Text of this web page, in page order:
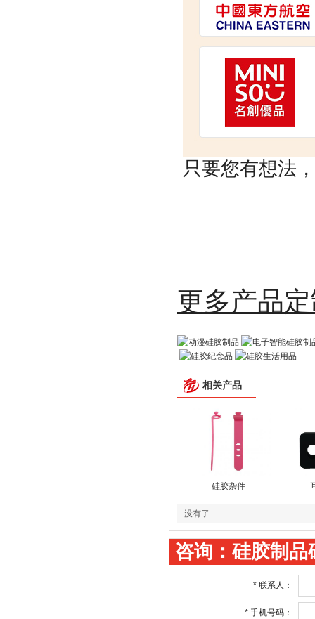
只要您有想法
更多
相关产品
硅胶杂件
没有了
咨询：硅胶制品
* 联系人：
* 手机号码：